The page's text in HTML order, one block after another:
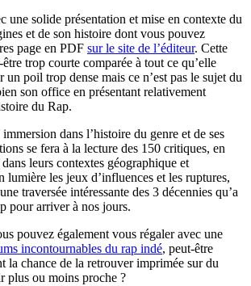
une solide présentation et mise en contexte du
et de son histoire dont vous pouvez
page en PDF sur le site de l’éditeur. Cette
trop courte comparée à tout ce qu’elle
un poil trop dense mais ce n’est pas le sujet du
son office en présentant relativement
du Rap.
dans l’histoire du genre et de ses
se fera à la lecture des 150 critiques, en
leurs contextes géographique et
lumière les jeux d’influences et les ruptures,
traversée intéressante des 3 décennies qu’a
pour arriver à nos jours.
pouvez également vous régaler avec une
incontournables du rap indé, peut-être
la chance de la retrouver imprimée sur du
plus ou moins proche ?